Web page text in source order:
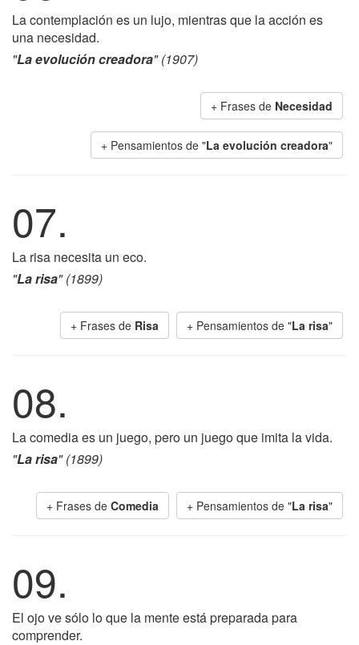
La contemplación es un lujo, mientras que la acción es
una necesidad.
"La evolución creadora" (1907)
+ Frases de Necesidad
+ Pensamientos de "La evolución creadora"
07.
La risa necesita un eco.
"La risa" (1899)
+ Frases de Risa + Pensamientos de "La risa"
08.
La comedia es un juego, pero un juego que imita la vida.
"La risa" (1899)
+ Frases de Comedia + Pensamientos de "La risa"
09.
El ojo ve sólo lo que la mente está preparada para
comprender.